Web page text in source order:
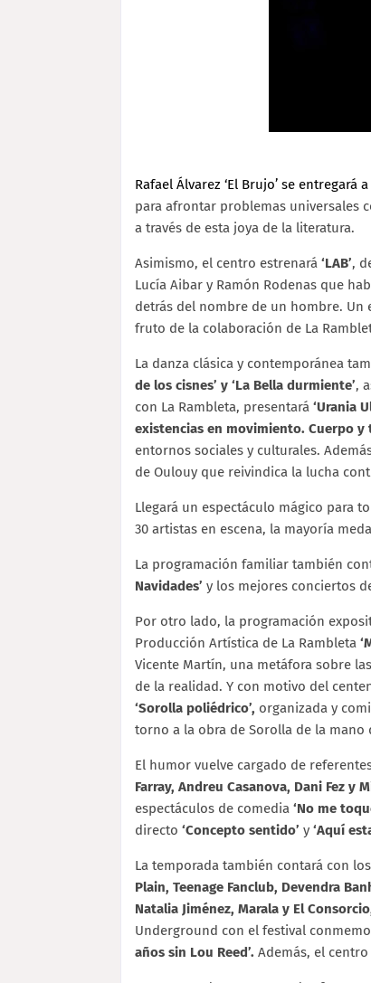
Rafael Álvarez ‘El Brujo’ se entregará
para afrontar problemas universales
a través de esta joya de la literatura.
Asimismo, el centro estrenará ‘LAB’,
Lucía Aibar y Ramón Rodenas que
detrás del nombre de un hombre. Un
fruto de la colaboración de La
La danza clásica y contemporánea
de los cisnes’ y ‘La Bella durmiente’,
con La Rambleta, presentará ‘Urania
existencias en movimiento. Cuerpo y
entornos sociales y culturales.
de Oulouy que reivindica la lucha
Llegará un espectáculo mágico para
30 artistas en escena, la mayoría
La programación familiar también
Navidades’ y los mejores conciertos
Por otro lado, la programación
Producción Artística de La Rambleta
Vicente Martín, una metáfora sobre
de la realidad. Y con motivo del
‘Sorolla poliédrico’, organizada y
torno a la obra de Sorolla de la mano
El humor vuelve cargado de
Farray, Andreu Casanova, Dani Fez y
espectáculos de comedia ‘No me
directo ‘Concepto sentido’ y ‘Aquí
La temporada también contará con
Plain, Teenage Fanclub, Devendra
Natalia Jiménez, Marala y El
Underground con el festival
años sin Lou Reed’. Además, el